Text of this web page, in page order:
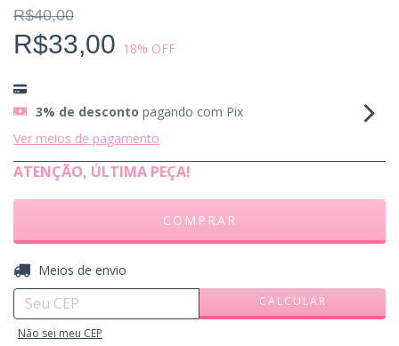
R$40,00
R$33,00 18% OFF
3% de desconto pagando com Pix
Ver meios de pagamento
ATENÇÃO, ÚLTIMA PEÇA!
Entregas para o CEP:
Meios de envio
CALCULAR
Não sei meu CEP